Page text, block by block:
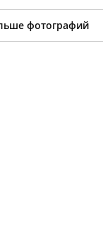
фотографий